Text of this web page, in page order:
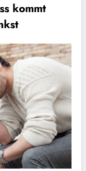
kommt